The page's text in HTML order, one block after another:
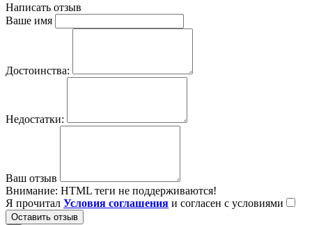
Написать отзыв
Ваше имя
Достоинства:
Недостатки:
Ваш отзыв
Внимание: HTML теги не поддерживаются!
Я прочитал Условия соглашения и согласен с условиями
Оставить отзыв